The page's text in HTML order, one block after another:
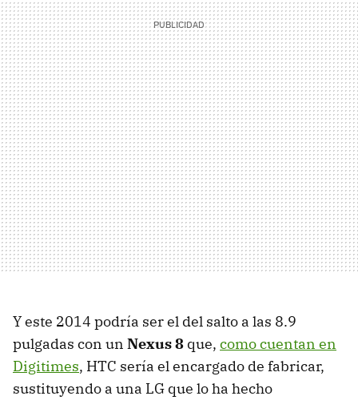
Y este 2014 podría ser el del salto a las 8.9
pulgadas con un Nexus 8 que, como cuentan en
Digitimes, HTC sería el encargado de fabricar,
sustituyendo a una LG que lo ha hecho